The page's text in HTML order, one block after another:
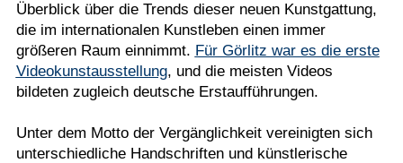
Überblick über die Trends dieser neuen Kunstgattung,
die im internationalen Kunstleben einen immer
größeren Raum einnimmt. Für Görlitz war es die erste
Videokunstausstellung, und die meisten Videos
bildeten zugleich deutsche Erstaufführungen.
Unter dem Motto der Vergänglichkeit vereinigten sich
unterschiedliche Handschriften und künstlerische